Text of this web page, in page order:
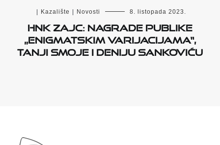
| Kazalište | Novosti 8. listopada 2023.
HNK Zajc: nagrade publike
„Enigmatskim varijacijama“,
Tanji Smoje i Deniju Sankoviću